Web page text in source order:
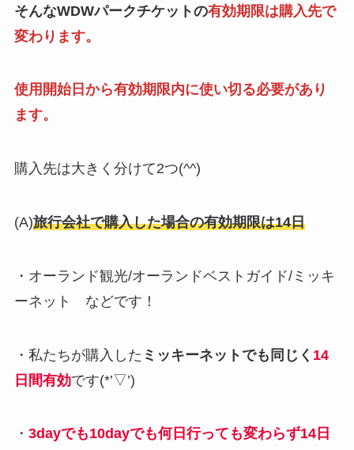
そんなWDWパークチケットの有効期限は購入先で
変わります。
使用開始日から有効期限内に使い切る必要があり
ます。
購入先は大きく分けて2つ(^^)
(A)旅行会社で購入した場合の有効期限は14日
・オーランド観光/オーランドベストガイド/ミッキ
ーネット などです！
・私たちが購入した ミッキーネットでも同じく 14
日間有効です(*’▽’)
・ 3dayでも10dayでも何日行っても変わらず14日